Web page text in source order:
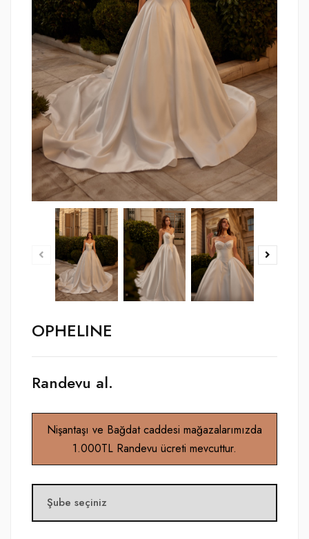
OPHELINE
Randevu al.
Nişantaşı ve Bağdat caddesi mağazalarımızda
1.000TL Randevu ücreti mevcuttur.